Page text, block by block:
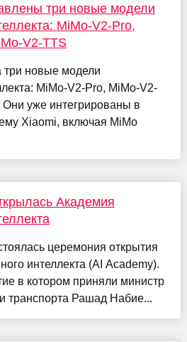
три новые модели
MiMo-V2-Pro,
V2-TTS
три новые модели
MiMo-V2-Pro, MiMo-V2-
уже интегрированы в
Xiaomi, включая MiMo
Академия
церемония открытия
интеллекта (AI Academy).
в котором приняли министр
транспорта Рашад Набие...